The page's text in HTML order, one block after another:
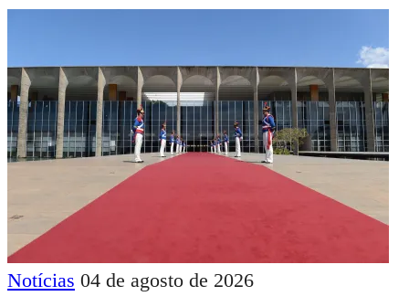
Notícias 04 de agosto de 2026